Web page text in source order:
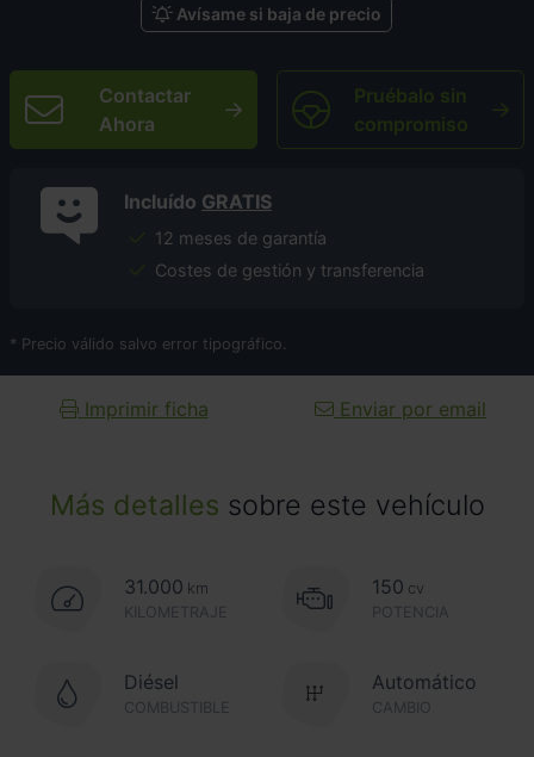
Más detalles sobre este vehículo
31.000 km
KILOMETRAJE
150 cv
POTENCIA
Diésel
COMBUSTIBLE CAMBIO
Automático
Avísame si baja de precio
Contactar
Ahora
Pruébalo sin
compromiso
Incluído GRATIS
12 meses de garantía
Costes de gestión y transferencia
* Precio válido salvo error tipográfico.
Imprimir ficha Enviar por email